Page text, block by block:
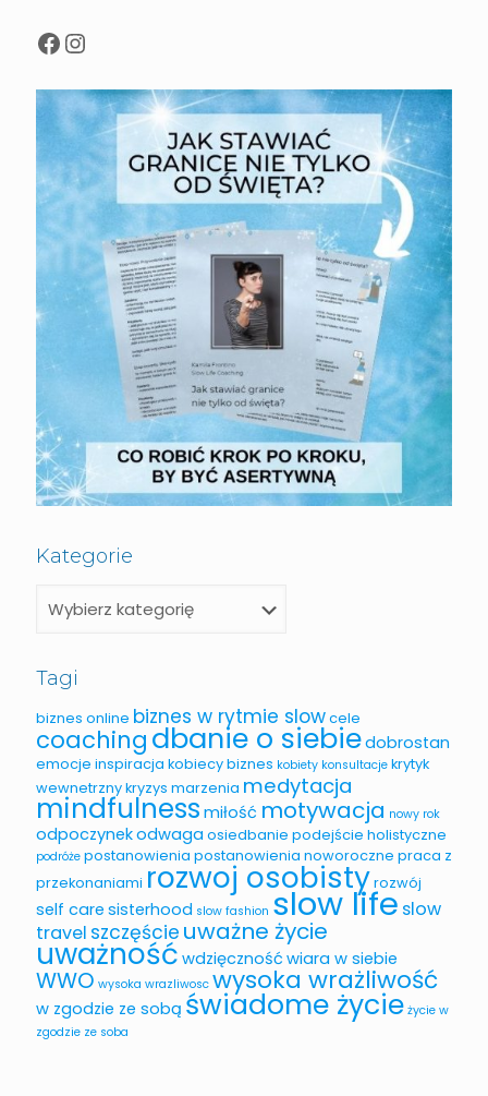
Kategorie
Tagi
biznes online biznes w rytmie slowcele
coaching dbanie o siebiedobrostan
emocje inspiracja kobiecy biznes kobiety konsultacje krytyk
wewnetrznykryzys marzenia medytacja
mindfulness miłość motywacja nowy rok
odpoczynekodwaga osiedbanie podejście holistyczne
podróże postanowienia postanowienia noworoczne praca z
przekonaniami rozwoj osobistyrozwój
self care sisterhood slow fashion slow life slow
travel szczęście uważne życie
uważność wdzięczność wiara w siebie
WWO wysoka wrazliwosc wysoka wrażliwość
w zgodzie ze sobą świadome życie życie w
zgodzie ze soba